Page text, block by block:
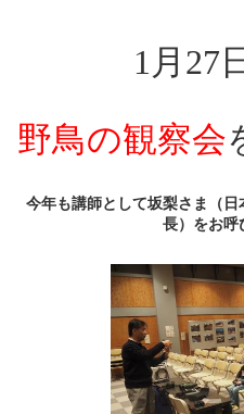
1月27
野鳥の観察会
今年も講師として坂梨さま（
長）をお呼